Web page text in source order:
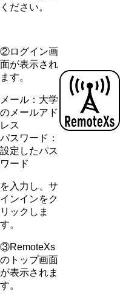
ください。
②ログイン画
面が表示され
ます。
メール：大学
のメールアド
レス​
パスワード：
設定したパス
ワード
を入力し、サ
インインをク
リックしま
す。
③RemoteXs
のトップ画面
が表示されま
す。